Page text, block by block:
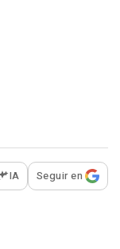
para
IA Seguir en